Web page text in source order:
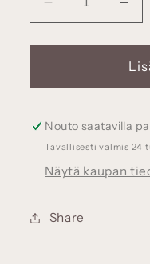
Vähennä
tuotteen
Klassinen
-
hopeinen
määrää
-
Nouto saatavilla
Tavallisesti valmis 24
Näytä kaupan
Share